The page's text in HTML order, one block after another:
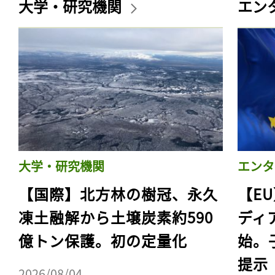
大学・研究機関
大学・研究機関
【国際】北方林の樹冠、永久
凍土融解から土壌炭素約590
億トン保護。初の定量化
エン
エン
【
ディ
始。
提示